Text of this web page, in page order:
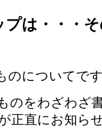
プは・・・
のについてで
のをわざわざ
正直にお知ら